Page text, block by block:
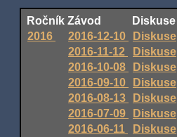
Ročník Závod
Diskuse
2016
2016-12-10
Diskuse
2016-11-12
Diskuse
2016-10-08
Diskuse
2016-09-10
Diskuse
2016-08-13
Diskuse
2016-07-09
Diskuse
2016-06-11
Diskuse